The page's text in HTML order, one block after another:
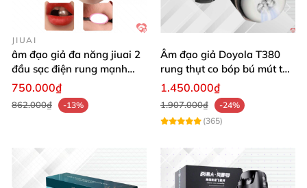
JIUAI
âm đạo giả đa năng jiuai 2
đầu sạc điện rung mạnh
cao cấp bán chạy
750.000₫
862.000₫ -13%
Âm đạo giả Doyola T380
rung thụt co bóp bú mút tự
động cao cấp
1.450.000₫
1.907.000₫
-24%
(365)